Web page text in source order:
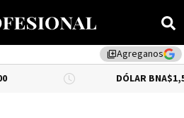
library_addAgreganos
DÓLAR BNA $1,520.00